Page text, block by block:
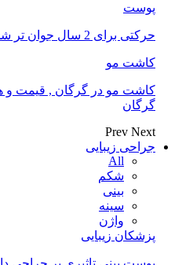
پوست
حرکتی برای 2 سال جوان تر شدن صورت , یوگای صورت
کاشت مو
کاشت مو در گرگان , قیمت و
گرگان
Prev Next
جراحی زیبایی
All
شکم
بینی
سینه
واژن
پزشکان زیبایی